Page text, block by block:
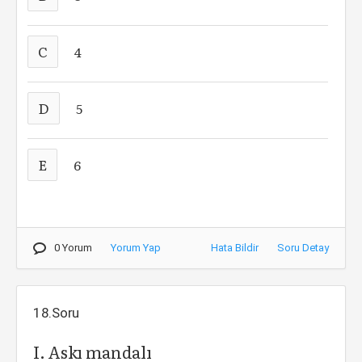
C 4
D 5
E 6
0 Yorum Yorum Yap Hata Bildir Soru Detay
18.Soru
I. Askı mandalı